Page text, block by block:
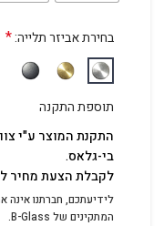
בחירת אביזר תלייה:*
תוספת התקנה
התקנת המוצר ע"י
בי-גלאס.
לקבלת הצעת מחיר
לידיעתכם, חברתנו אינה
המתקינים של B-Glass.